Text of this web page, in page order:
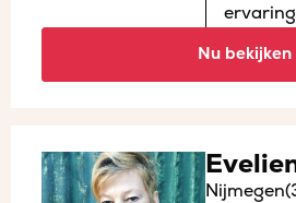
ervaring
Nu bekijken
Nijmegen